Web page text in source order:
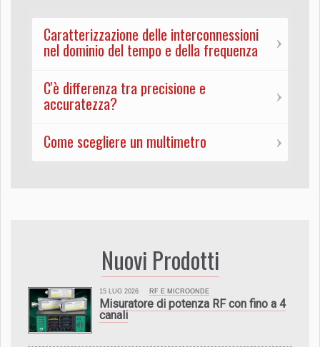
Caratterizzazione delle interconnessioni
nel dominio del tempo e della frequenza
C'è differenza tra precisione e
accuratezza?
Come scegliere un multimetro
Nuovi Prodotti
15 LUG 2026 RF E MICROONDE
Misuratore di potenza RF con fino a 4
canali